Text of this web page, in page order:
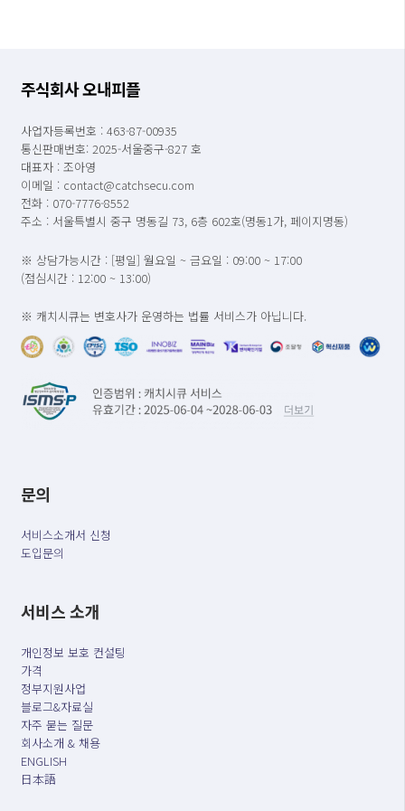
주식회사 오내피플
사업자등록번호 : 463-87-00935
통신판매번호: 2025-서울중구-827 호
대표자 : 조아영
이메일 : contact@catchsecu.com
전화 : 070-7776-8552
주소 : 서울특별시 중구 명동길 73, 6층 602호(명동1가, 페이지명동)
※ 상담가능시간 : [평일] 월요일 ~ 금요일 : 09:00 ~ 17:00
(점심시간 : 12:00 ~ 13:00)
※ 캐치시큐는 변호사가 운영하는 법률 서비스가 아닙니다.
문의
서비스소개서 신청
도입문의
서비스 소개
개인정보 보호 컨설팅
가격
정부지원사업
블로그&자료실
자주 묻는 질문
회사소개 & 채용
ENGLISH
日本語